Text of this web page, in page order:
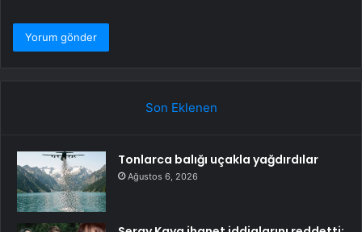
Son Eklenen
Tonlarca balığı uçakla yağdırdılar
Ağustos 6, 2026